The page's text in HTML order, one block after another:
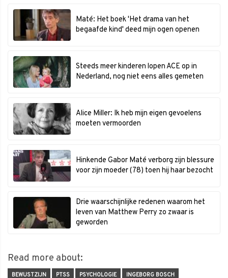
Maté: Het boek 'Het drama van het
begaafde kind' deed mijn ogen openen
Steeds meer kinderen lopen ACE op in
Nederland, nog niet eens alles gemeten
Alice Miller: Ik heb mijn eigen gevoelens
moeten vermoorden
Hinkende Gabor Maté verborg zijn blessure
voor zijn moeder (78) toen hij haar bezocht
Drie waarschijnlijke redenen waarom het
leven van Matthew Perry zo zwaar is
geworden
Read more about:
BEWUSTZIJN PTSS PSYCHOLOGIE INGEBORG BOSCH